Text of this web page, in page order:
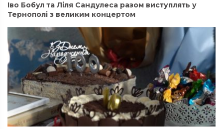
Іво Бобул та Ліля Сандулеса разом виступлять у
Тернополі з великим концертом